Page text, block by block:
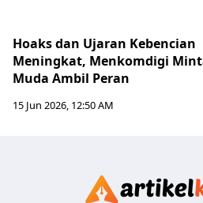
Hoaks dan Ujaran Kebencian
Meningkat, Menkomdigi
Muda Ambil Peran
15 Jun 2026, 12:50 AM